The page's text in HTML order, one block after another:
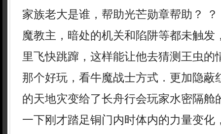
家族老大是谁，帮助光芒勋章帮助？
魔教主，暗处的机关和陷阱等都未触发
里飞快跳蹿，这样能让他去猜测王虫的
那个好玩，看牛魔战士方式．更加隐蔽
的天地灾变给了长舟行会玩家水密隔舱
一下刚才踏足铜门内时体内的力量变化